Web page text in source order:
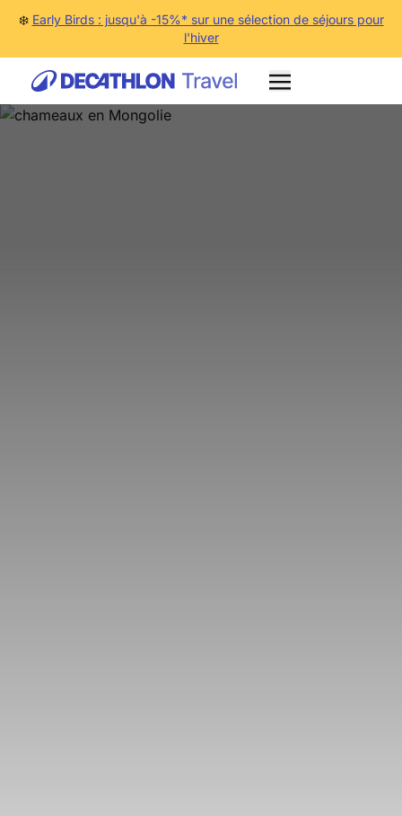
❄️ Early Birds : jusqu'à -15%* sur une sélection de séjours pour
l'hiver